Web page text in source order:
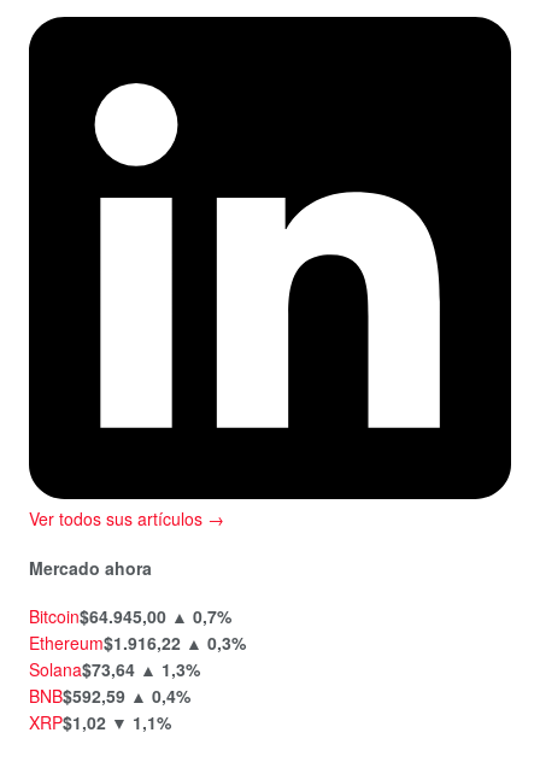
Ver todos sus artículos →
Mercado ahora
Bitcoin$64.945,00 ▲ 0,7%
Ethereum$1.916,22 ▲ 0,3%
Solana$73,64 ▲ 1,3%
BNB$592,59 ▲ 0,4%
XRP$1,02 ▼ 1,1%